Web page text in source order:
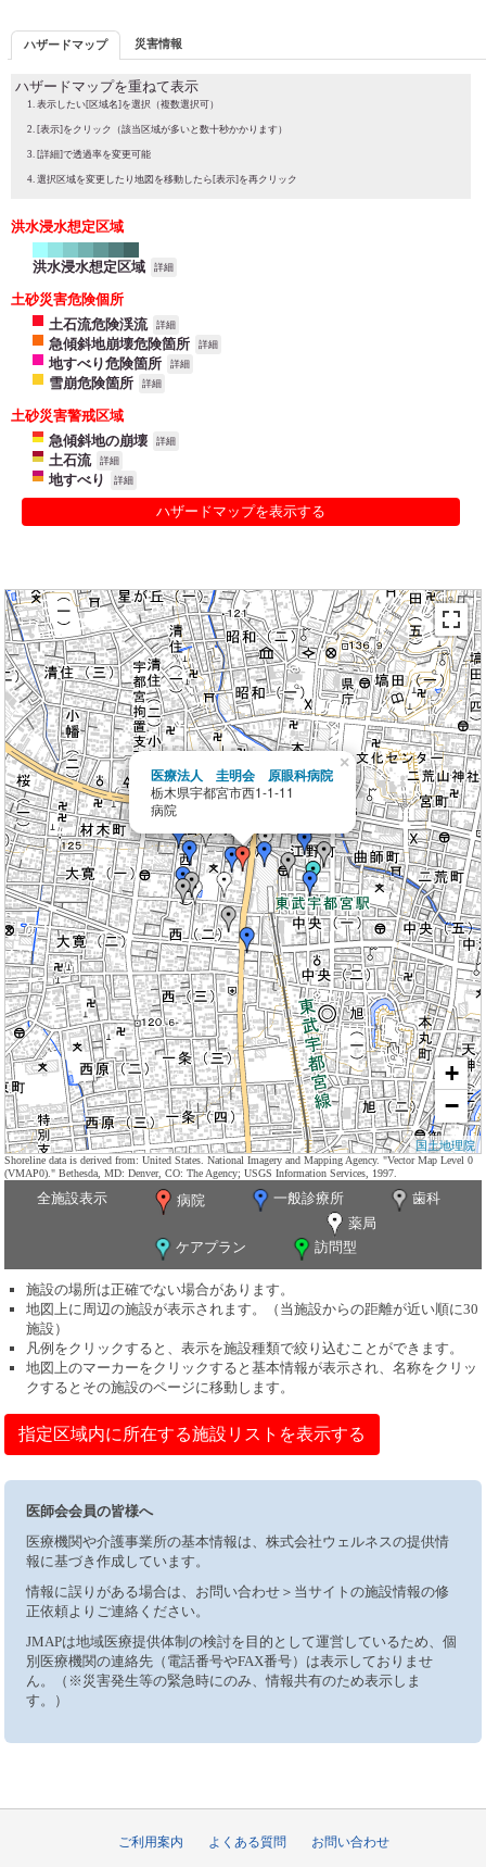
ハザードマップ 災害情報
ハザードマップを重ねて表示
表示したい[区域名]を選択（複数選択可）
[表示]をクリック（該当区域が多いと数十秒かかります）
[詳細]で透過率を変更可能
選択区域を変更したり地図を移動したら[表示]を再クリック
洪水浸水想定区域
洪水浸水想定区域 詳細
土砂災害危険個所
土石流危険渓流
詳細
急傾斜地崩壊危険箇所 詳細
地すべり危険箇所 詳細
雪崩危険箇所 詳細
土砂災害警戒区域
急傾斜地の崩壊
詳細
土石流 詳細
地すべり 詳細
ハザードマップを表示する
医療法人 圭明会 原眼科病院
栃木県宇都宮市西1-1-11
病院
×
+
−
国土地理院
Shoreline data is derived from: United States. National Imagery and Mapping Agency. "Vector Map Level 0
(VMAP0)." Bethesda, MD: Denver, CO: The Agency; USGS Information Services, 1997.
全施設表示 病院 一般診療所
歯科
薬局
ケアプラン
訪問型
施設の場所は正確でない場合があります。
地図上に周辺の施設が表示されます。（当施設からの距離が近い順に30
施設）
凡例をクリックすると、表示を施設種類で絞り込むことができます。
地図上のマーカーをクリックすると基本情報が表示され、名称をクリッ
クするとその施設のページに移動します。
指定区域内に所在する施設リストを表示する
医師会会員の皆様へ
医療機関や介護事業所の基本情報は、株式会社ウェルネスの提供情
報に基づき作成しています。
情報に誤りがある場合は、お問い合わせ＞当サイトの施設情報の修
正依頼よりご連絡ください。
JMAPは地域医療提供体制の検討を目的として運営しているため、個
別医療機関の連絡先（電話番号やFAX番号）は表示しておりませ
ん。（※災害発生等の緊急時にのみ、情報共有のため表示しま
す。）
ご利用案内 よくある質問 お問い合わせ